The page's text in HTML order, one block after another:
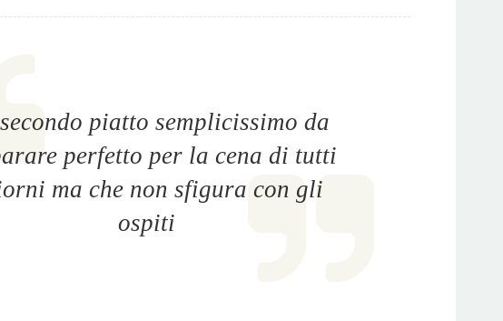
piatto semplicissimo da
perfetto per la cena di tutti
ma che non sfigura con gli
ospiti